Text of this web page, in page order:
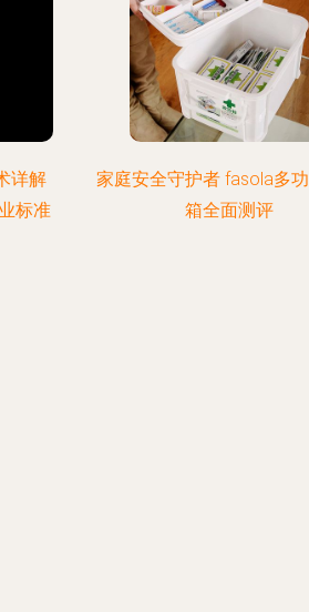
详解
标准
家庭安全守护者 fasola多
箱全面测评